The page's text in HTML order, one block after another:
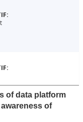
of data platform
of